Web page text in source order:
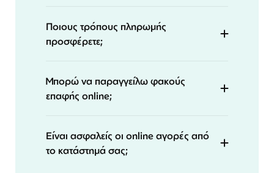
Ποιους τρόπους πληρωμής
προσφέρετε;
Μπορώ να παραγγείλω φακούς
επαφής online;
Είναι ασφαλείς οι online αγορές από
το κατάστημά σας;